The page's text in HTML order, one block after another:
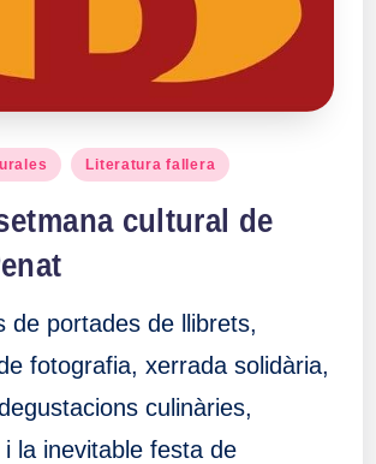
Literatura fallera
cultural de
de portades de llibrets,
fotografia, xerrada solidària,
culinàries,
la inevitable festa de